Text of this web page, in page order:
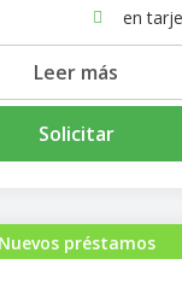
en
Leer más
Solicitar
Nuevos préstamos